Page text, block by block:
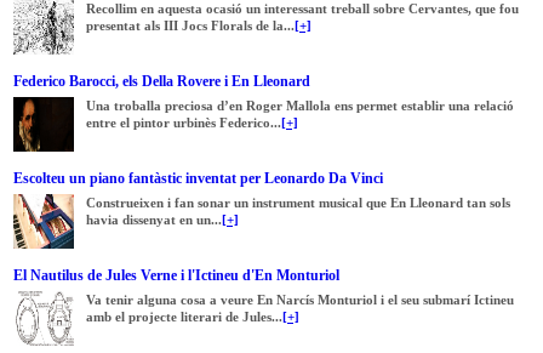
Recollim en aquesta ocasió un interessant treball sobre Cervantes, que fou
presentat als III Jocs Florals de la... [+]
Federico Barocci, els Della Rovere i En Lleonard
Una troballa preciosa d’en Roger Mallola ens permet establir una relació
entre el pintor urbinès Federico... [+]
Escolteu un piano fantàstic inventat per Leonardo Da Vinci
Construeixen i fan sonar un instrument musical que En Lleonard tan sols
havia dissenyat en un... [+]
El Nautilus de Jules Verne i l'Ictineu d'En Monturiol
Va tenir alguna cosa a veure En Narcís Monturiol i el seu submarí Ictineu
amb el projecte literari de Jules... [+]